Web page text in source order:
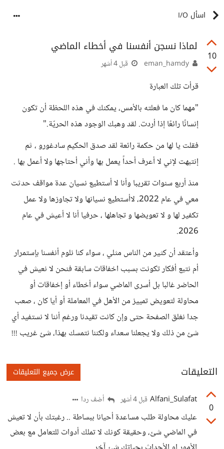
اسأل I/O
10
لماذا نسجن أنفسنا في أخطاء الماضي
قبل 4 أشهر
قرأت تلك العبارة
"مهما كان ما فعلته بالأمس، يمكنك في هذه اللحظة أن تكون
إنسانًا رائعًا إذا أردت. لقد وهبك الوجود هذه الحريّة."
فقلت يا لها من حكمة رائعة لقد صدق الحكيم سادغورو ، ثم
إنتبهت لإني لا أعرف أحداً يعمل بها وأني أحتاجها ولا أعمل بها .
منذ أربع سنوات تقريبا وأنا لا أستطيع نسيان عدة مواقف حدثت
معي في عام 2022، لاأستطيع نسيانها ولا تجاوزها ولا عمل
تكفير لها و لا تعويضها و تجاهلها ، حرفيا أنا لا أعيش في عام
2026.
وأعتقد أن كثير من الناس مثلي ، سواء كنا نلوم أنفسنا بإستمرار
أم نتبع أفكار تكونت بسبب اخفاقات سابقة فنحن لا نعيش في
الحاضر غالبا بل أسرى الماضي سواء أخطاء أو إخفاقات أو
محاولة لتعويض تمييز من الأهل في المعاملة أو أيا كان ، صعب
جدا نغلق الصفحة حتى وإن كانت تقيدنا ورغم أننا لا نستفيد أي
شئ من ذلك ولا يجعلنا سعداء ولكننا نتمسك بهذا، شئ غريب !!!
التعليقات عرض جميع التعليقات
0
Alfani_Sulafat قبل 4 أشهر أضف ردا
عليك محاولة طلب مساعدة أحيانا ببساطة .. رغبتك بأن لا تعيش
في الماضي شئ، وحقيقة كونك لا تملك أدوات للتعامل مع بعض